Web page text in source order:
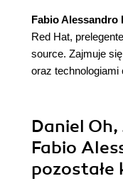
Fabio Alessandro
Red Hat,
source. Zajmuje
oraz technologiami
Daniel
Fabio
pozostałe